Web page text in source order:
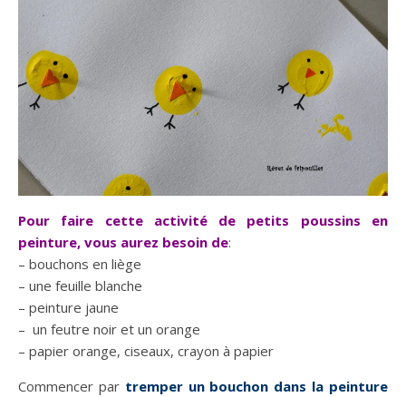
Pour faire cette activité de petits poussins en
peinture, vous aurez besoin de:
– bouchons en liège
– une feuille blanche
– peinture jaune
– un feutre noir et un orange
– papier orange, ciseaux, crayon à papier
Commencer par tremper un bouchon dans la peinture